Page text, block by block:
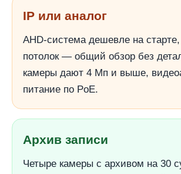
IP или аналог
AHD-система дешевле на
потолок — общий обзор без
камеры дают 4 Мп и выше,
питание по PoE.
Архив записи
Четыре камеры с архивом на 30